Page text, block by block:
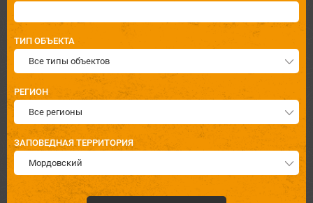
ТИП ОБЪЕКТА
Все типы объектов
РЕГИОН
Все регионы
ЗАПОВЕДНАЯ ТЕРРИТОРИЯ
Мордовский